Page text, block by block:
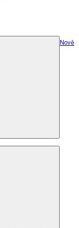
Nově